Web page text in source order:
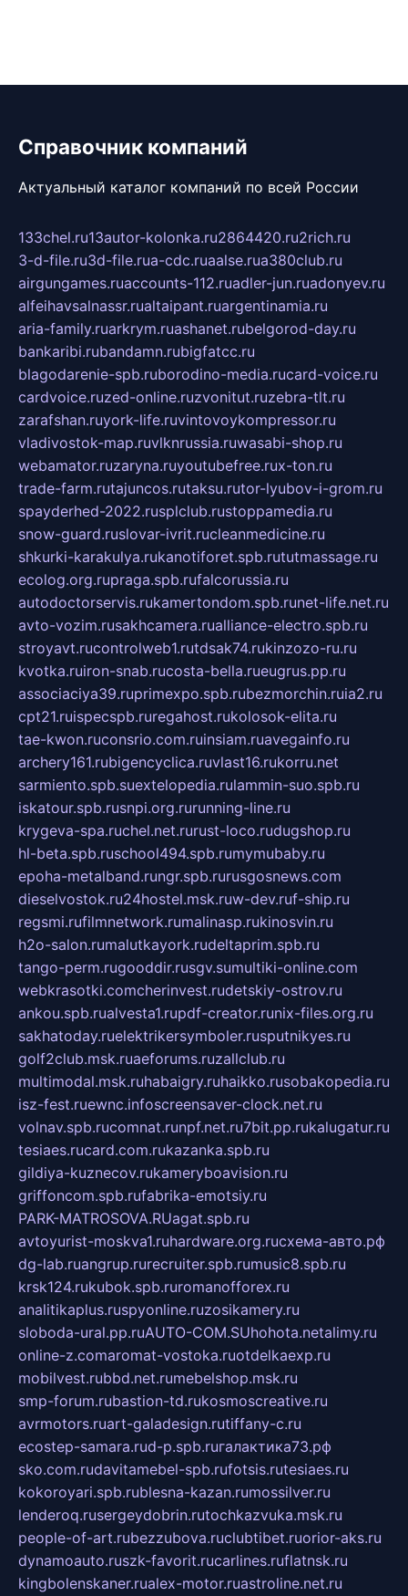
Справочник компаний
Актуальный каталог компаний по всей России
133chel.ru13autor-kolonka.ru2864420.ru2rich.ru
3-d-file.ru3d-file.rua-cdc.ruaalse.rua380club.ru
airgungames.ruaccounts-112.ruadler-jun.ruadonyev.ru
alfeihavsalnassr.rualtaipant.ruargentinamia.ru
aria-family.ruarkrym.ruashanet.rubelgorod-day.ru
bankaribi.rubandamn.rubigfatcc.ru
blagodarenie-spb.ruborodino-media.rucard-voice.ru
cardvoice.ruzed-online.ruzvonitut.ruzebra-tlt.ru
zarafshan.ruyork-life.ruvintovoykompressor.ru
vladivostok-map.ruvlknrussia.ruwasabi-shop.ru
webamator.ruzaryna.ruyoutubefree.rux-ton.ru
trade-farm.rutajuncos.rutaksu.rutor-lyubov-i-grom.ru
spayderhed-2022.rusplclub.rustoppamedia.ru
snow-guard.ruslovar-ivrit.rucleanmedicine.ru
shkurki-karakulya.rukanotiforet.spb.rututmassage.ru
ecolog.org.rupraga.spb.rufalcorussia.ru
autodoctorservis.rukamertondom.spb.runet-life.net.ru
avto-vozim.rusakhcamera.rualliance-electro.spb.ru
stroyavt.rucontrolweb1.rutdsak74.rukinzozo-ru.ru
kvotka.ruiron-snab.rucosta-bella.rueugrus.pp.ru
associaciya39.ruprimexpo.spb.rubezmorchin.ruia2.ru
cpt21.ruispecspb.ruregahost.rukolosok-elita.ru
tae-kwon.ruconsrio.com.ruinsiam.ruavegainfo.ru
archery161.rubigencyclica.ruvlast16.rukorru.net
sarmiento.spb.suextelopedia.rulammin-suo.spb.ru
iskatour.spb.rusnpi.org.rurunning-line.ru
krygeva-spa.ruchel.net.rurust-loco.rudugshop.ru
hl-beta.spb.ruschool494.spb.rumymubaby.ru
epoha-metalband.rungr.spb.rurusgosnews.com
dieselvostok.ru24hostel.msk.ruw-dev.ruf-ship.ru
regsmi.rufilmnetwork.rumalinasp.rukinosvin.ru
h2o-salon.rumalutkayork.rudeltaprim.spb.ru
tango-perm.rugooddir.rusgv.sumultiki-online.com
webkrasotki.comcherinvest.rudetskiy-ostrov.ru
ankou.spb.rualvesta1.rupdf-creator.runix-files.org.ru
sakhatoday.ruelektrikersymboler.rusputnikyes.ru
golf2club.msk.ruaeforums.ruzallclub.ru
multimodal.msk.ruhabaigry.ruhaikko.rusobakopedia.ru
isz-fest.ruewnc.infoscreensaver-clock.net.ru
volnav.spb.rucomnat.runpf.net.ru7bit.pp.rukalugatur.ru
tesiaes.rucard.com.rukazanka.spb.ru
gildiya-kuznecov.rukameryboavision.ru
griffoncom.spb.rufabrika-emotsiy.ru
PARK-MATROSOVA.RUagat.spb.ru
avtoyurist-moskva1.ruhardware.org.ruсхема-авто.рф
dg-lab.ruangrup.rurecruiter.spb.rumusic8.spb.ru
krsk124.rukubok.spb.ruromanofforex.ru
analitikaplus.ruspyonline.ruzosikamery.ru
sloboda-ural.pp.ruAUTO-COM.SUhohota.netalimy.ru
online-z.comaromat-vostoka.ruotdelkaexp.ru
mobilvest.rubbd.net.rumebelshop.msk.ru
smp-forum.rubastion-td.rukosmoscreative.ru
avrmotors.ruart-galadesign.rutiffany-c.ru
ecostep-samara.rud-p.spb.ruгалактика73.рф
sko.com.rudavitamebel-spb.rufotsis.rutesiaes.ru
kokoroyari.spb.rublesna-kazan.rumossilver.ru
lenderoq.rusergeydobrin.rutochkazvuka.msk.ru
people-of-art.rubezzubova.ruclubtibet.ruorior-aks.ru
dynamoauto.ruszk-favorit.rucarlines.ruflatnsk.ru
kingbolenskaner.rualex-motor.ruastroline.net.ru